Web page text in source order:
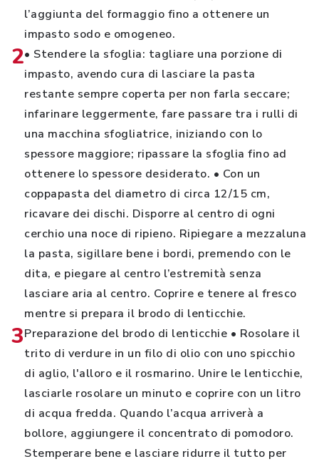
l’aggiunta del formaggio fino a ottenere un
impasto sodo e omogeneo.
2• Stendere la sfoglia: tagliare una porzione di
impasto, avendo cura di lasciare la pasta
restante sempre coperta per non farla seccare;
infarinare leggermente, fare passare tra i rulli di
una macchina sfogliatrice, iniziando con lo
spessore maggiore; ripassare la sfoglia fino ad
ottenere lo spessore desiderato. • Con un
coppapasta del diametro di circa 12/15 cm,
ricavare dei dischi. Disporre al centro di ogni
cerchio una noce di ripieno. Ripiegare a mezzaluna
la pasta, sigillare bene i bordi, premendo con le
dita, e piegare al centro l’estremità senza
lasciare aria al centro. Coprire e tenere al fresco
mentre si prepara il brodo di lenticchie.
3Preparazione del brodo di lenticchie • Rosolare il
trito di verdure in un filo di olio con uno spicchio
di aglio, l'alloro e il rosmarino. Unire le lenticchie,
lasciarle rosolare un minuto e coprire con un litro
di acqua fredda. Quando l’acqua arriverà a
bollore, aggiungere il concentrato di pomodoro.
Stemperare bene e lasciare ridurre il tutto per